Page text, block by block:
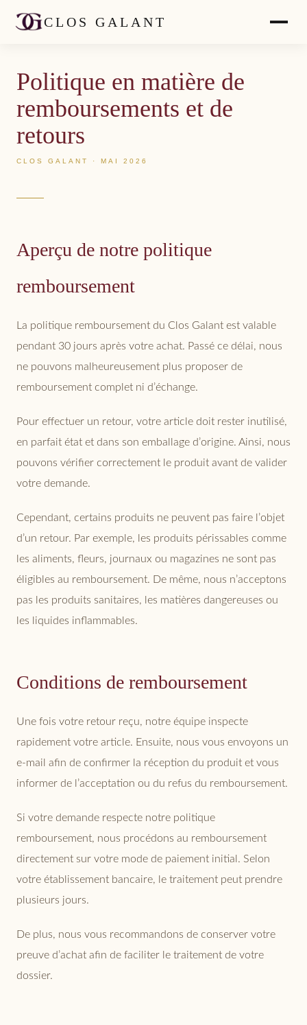
CLOS GALANT
Politique en matière de
remboursements et de
retours
CLOS GALANT · MAI 2026
Aperçu de notre politique
remboursement
La politique remboursement du Clos Galant est valable
pendant 30 jours après votre achat. Passé ce délai, nous
ne pouvons malheureusement plus proposer de
remboursement complet ni d’échange.
Pour effectuer un retour, votre article doit rester inutilisé,
en parfait état et dans son emballage d’origine. Ainsi, nous
pouvons vérifier correctement le produit avant de valider
votre demande.
Cependant, certains produits ne peuvent pas faire l’objet
d’un retour. Par exemple, les produits périssables comme
les aliments, fleurs, journaux ou magazines ne sont pas
éligibles au remboursement. De même, nous n’acceptons
pas les produits sanitaires, les matières dangereuses ou
les liquides inflammables.
Conditions de remboursement
Une fois votre retour reçu, notre équipe inspecte
rapidement votre article. Ensuite, nous vous envoyons un
e-mail afin de confirmer la réception du produit et vous
informer de l’acceptation ou du refus du remboursement.
Si votre demande respecte notre politique
remboursement, nous procédons au remboursement
directement sur votre mode de paiement initial. Selon
votre établissement bancaire, le traitement peut prendre
plusieurs jours.
De plus, nous vous recommandons de conserver votre
preuve d’achat afin de faciliter le traitement de votre
dossier.